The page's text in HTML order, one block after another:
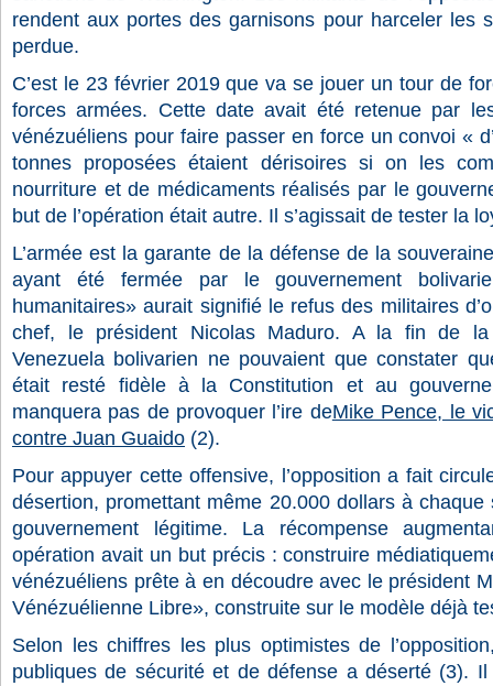
rendent aux portes des garnisons pour harceler les
perdue.
C’est le 23 février 2019 que va se jouer un tour de
forces armées. Cette date avait été retenue par
vénézuéliens pour faire passer en force un convoi «
tonnes proposées étaient dérisoires si on les
nourriture et de médicaments réalisés par le
but de l’opération était autre. Il s’agissait de tester la
L’armée est la garante de la défense de la
ayant été fermée par le gouvernement
humanitaires» aurait signifié le refus des militaires
chef, le président Nicolas Maduro. A la fin de
Venezuela bolivarien ne pouvaient que constater
était resté fidèle à la Constitution et au
manquera pas de provoquer l’ire deMike Pence, le
contre Juan Guaido (2).
Pour appuyer cette offensive, l’opposition a fait
désertion, promettant même 20.000 dollars à
gouvernement légitime. La récompense
opération avait un but précis : construire
vénézuéliens prête à en découdre avec le président
Vénézuélienne Libre», construite sur le modèle déjà
Selon les chiffres les plus optimistes de
publiques de sécurité et de défense a déserté (3).